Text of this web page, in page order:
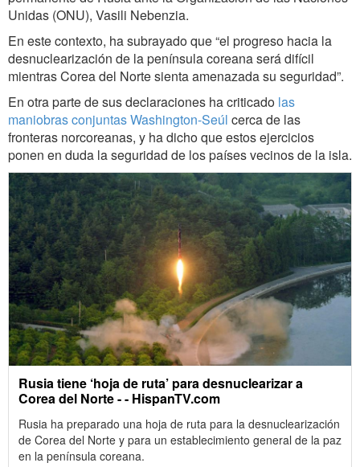
Unidas (ONU), Vasili Nebenzia.
En este contexto, ha subrayado que “el progreso hacia la
desnuclearización de la península coreana será difícil
mientras Corea del Norte sienta amenazada su seguridad”.
En otra parte de sus declaraciones ha criticado las
maniobras conjuntas Washington-Seúl cerca de las
fronteras norcoreanas, y ha dicho que estos ejercicios
ponen en duda la seguridad de los países vecinos de la isla.
Rusia tiene ‘hoja de ruta’ para desnuclearizar a
Corea del Norte - - HispanTV.com
Rusia ha preparado una hoja de ruta para la desnuclearización
de Corea del Norte y para un establecimiento general de la paz
en la península coreana.